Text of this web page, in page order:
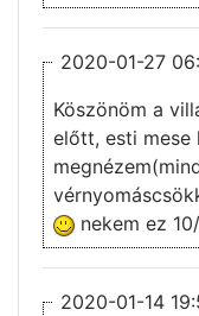
2020-01-27
Köszönöm a
előtt, esti mese
nekem ez
2020-01-14